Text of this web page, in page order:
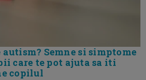
Semne si simptome
care te pot ajuta sa iti
copilul